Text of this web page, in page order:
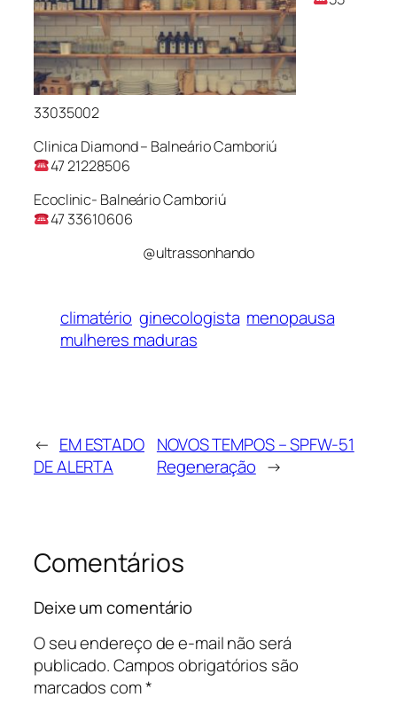
33035002
Clinica Diamond – Balneário Camboriú
47 21228506
Ecoclinic- Balneário Camboriú
47 33610606
@ultrassonhando
climatério ginecologista menopausa
mulheres maduras
← EM ESTADO
DE ALERTA
NOVOS TEMPOS – SPFW-51
Regeneração →
Comentários
Deixe um comentário
O seu endereço de e-mail não será
publicado.Campos obrigatórios são
marcados com*